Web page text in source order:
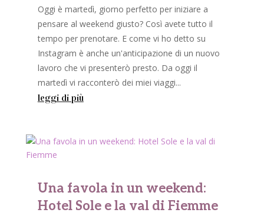
Oggi è martedì, giorno perfetto per iniziare a
pensare al weekend giusto? Così avete tutto il
tempo per prenotare. E come vi ho detto su
Instagram è anche un'anticipazione di un nuovo
lavoro che vi presenterò presto. Da oggi il
martedì vi racconterò dei miei viaggi...
leggi di più
Una favola in un weekend:
Hotel Sole e la val di Fiemme